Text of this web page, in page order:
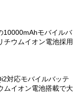
10000mAhモバイルバ
ウムイオン電池採用
対応モバイルバッテ
イオン電池搭載で大